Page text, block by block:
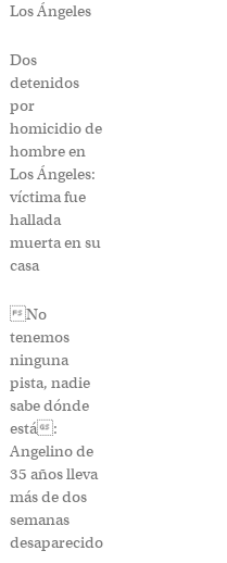
Los Ángeles
Dos
detenidos
por
homicidio de
hombre en
Los Ángeles:
víctima fue
hallada
muerta en su
casa
No
tenemos
ninguna
pista, nadie
sabe dónde
está:
Angelino de
35 años lleva
más de dos
semanas
desaparecido